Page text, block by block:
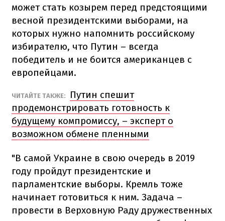
может стать козырем перед предстоящими
весной президентскими выборами, на
которых нужно напомнить российскому
избирателю, что Путин – всегда
победитель и не боится американцев с
европейцами.
ЧИТАЙТЕ ТАКЖЕ:
Путин спешит
продемонстрировать готовность к
будущему компромиссу, – эксперт о
возможном обмене пленными
"В самой Украине в свою очередь в 2019
году пройдут президентские и
парламентские выборы. Кремль тоже
начинает готовиться к ним. Задача –
провести в Верховную Раду дружественных